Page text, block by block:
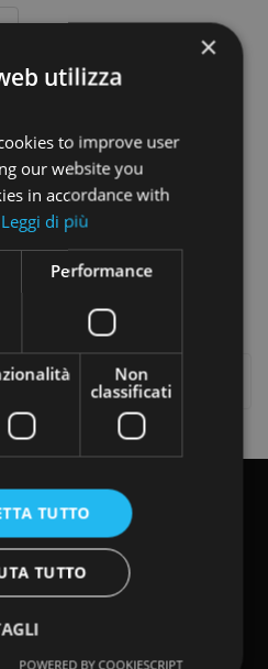
Cretata Arnica Menta 250 Ml
1-1 Su 1 Articoli
NEWSLETTER
×
utilizza
to improve user
our website you
in accordance with
Leggi di più
Performance
Non
classificati
TUTTO
TUTTO
POWERED BY COOKIESCRIPT